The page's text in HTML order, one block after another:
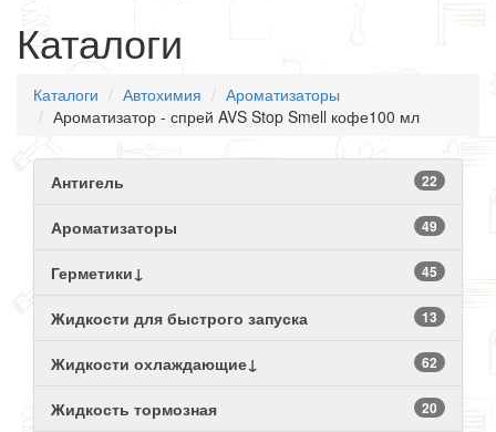
Каталоги
Каталоги Автохимия
Ароматизаторы
Ароматизатор - спрей AVS Stop Smell кофе100 мл
Антигель 22
Ароматизаторы 49
Герметики↓ 45
Жидкости для быстрого запуска 13
Жидкости охлаждающие↓ 62
Жидкость тормозная 20